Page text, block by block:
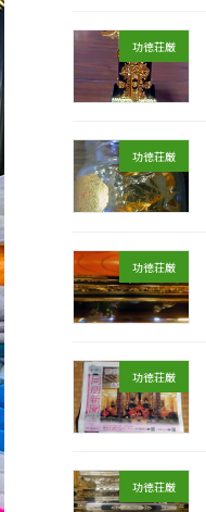
功徳荘厳
功徳荘厳
功徳荘厳
功徳荘厳
功徳荘厳